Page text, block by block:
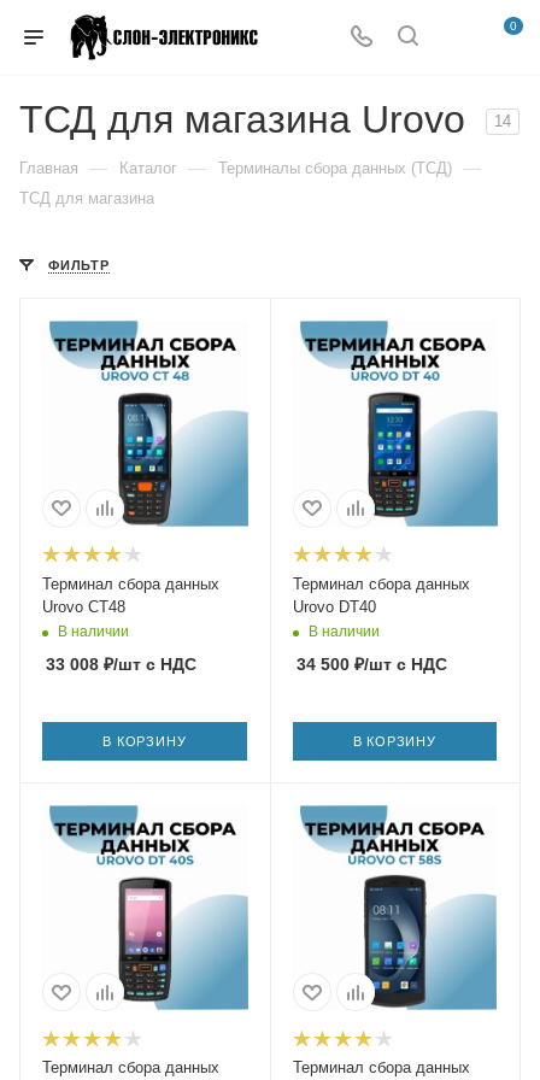
0
ТСД для магазина Urovo 14
Главная — Каталог — Терминалы сбора данных (ТСД) —
ТСД для магазина
ФИЛЬТР
Терминал сбора данных
Urovo CT48
В наличии
33 008 ₽/шт с НДС
В КОРЗИНУ
Терминал сбора данных
Urovo DT40
В наличии
34 500₽/штс НДС
В КОРЗИНУ
Терминал сбора данных Терминал сбора данных